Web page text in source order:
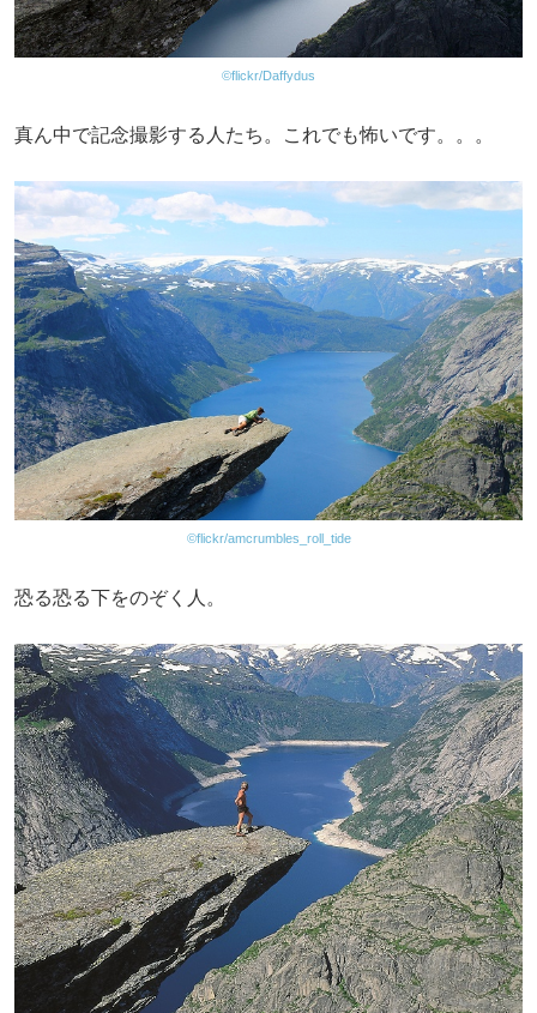
©flickr/Daffydus
真ん中で記念撮影する人たち。これでも怖いです。。。
©flickr/amcrumbles_roll_tide
恐る恐る下をのぞく人。